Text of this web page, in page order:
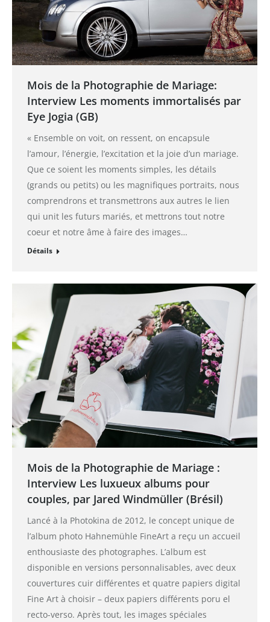
Mois de la Photographie de Mariage:
Interview Les moments immortalisés par
Eye Jogia (GB)
« Ensemble on voit, on ressent, on encapsule
l’amour, l’énergie, l’excitation et la joie d’un mariage.
Que ce soient les moments simples, les détails
(grands ou petits) ou les magnifiques portraits, nous
comprendrons et transmettrons aux autres le lien
qui unit les futurs mariés, et mettrons tout notre
coeur et notre âme à faire des images…
Détails
Mois de la Photographie de Mariage :
Interview Les luxueux albums pour
couples, par Jared Windmüller (Brésil)
Lancé à la Photokina de 2012, le concept unique de
l’album photo Hahnemühle FineArt a reçu un accueil
enthousiaste des photographes. L’album est
disponible en versions personnalisables, avec deux
couvertures cuir différentes et quatre papiers digital
Fine Art à choisir – deux papiers différents poru el
recto-verso. Après tout, les images spéciales